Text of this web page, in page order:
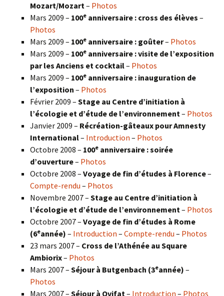
Mozart/Mozart– Photos
Mars 2009 – 100e anniversaire : cross des élèves –
Photos
Mars 2009 – 100e anniversaire : goûter– Photos
Mars 2009 – 100e anniversaire : visite de l’exposition
par les Anciens et cocktail– Photos
Mars 2009 – 100e anniversaire : inauguration de
l’exposition – Photos
Février 2009 – Stage au Centre d’initiation à
l’écologie et d’étude de l’environnement– Photos
Janvier 2009 – Récréation-gâteaux pour Amnesty
International– Introduction – Photos
Octobre 2008 – 100e anniversaire : soirée
d’ouverture– Photos
Octobre 2008 – Voyage de fin d’études à Florence–
Compte-rendu – Photos
Novembre 2007 – Stage au Centre d’initiation à
l’écologie et d’étude de l’environnement– Photos
Octobre 2007 – Voyage de fin d’études à Rome
(6eannée) – Introduction – Compte-rendu – Photos
23 mars 2007 – Cross de l’Athénée au Square
Ambiorix– Photos
Mars 2007 – Séjour à Butgenbach (3eannée) –
Photos
Mars 2007 – Séjour à Ovifat – Introduction – Photos